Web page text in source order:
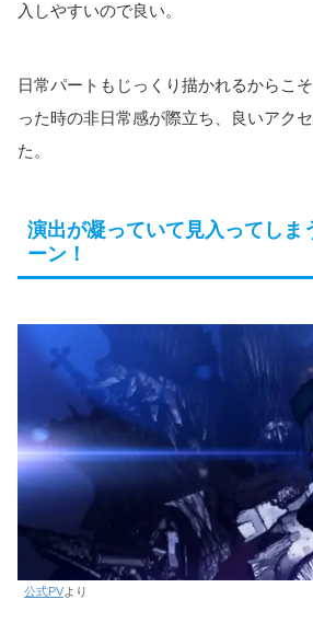
入しやすいので良い。
日常パートもじっくり描かれるからこ
った時の非日常感が際立ち、良いアク
た。
演出が凝っていて見入ってしま
ーン！
公式PVより